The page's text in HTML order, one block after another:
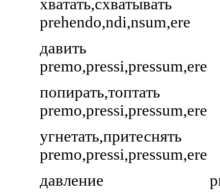
хватать,схватывать
prehendo,ndi,nsum,ere
давить
premo,pressi,pressum,ere
попирать,топтать
premo,pressi,pressum,ere
угнетать,притеснять
premo,pressi,pressum,ere
давление